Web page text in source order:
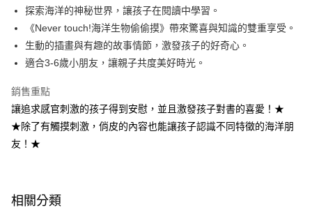
2.付款方式選擇「大哥付你分期」，訂單成立後會自動跳轉到大哥付的交易
流程，驗證手機門號後，選擇欲分期的期數、繳款截止日，確認付款後即完
成交易。
3.實際核准額度、可分期數及費用金額請依後續交易確認頁面所載為準。
4.訂單成立30分鐘內，如未前往確認交易或遇審核未通過，訂單將自動取
消。如遇「轉專審核」未通過狀況，表示未達大哥付你分期系統評分，恕無
【繳款方式說明】
1.分期款項不併入電信帳單，「大哥付你分期」於每月結算日後寄送繳費提
2.透過簡訊連結打開帳單後，可選擇「超商條碼／台灣大直營門市／銀行轉
帳／街口支付／iPASS MONEY」等通路繳費。
用戶於交易時，得透過本服務購買商品或服務，並由商店將買賣／分期付款
買賣價金債權讓與本公司後，依約使用本公司帳單繳交帳款。
相關說明
【關於「AFTEE先享後付」】
便利好安心！
１．簡單：不需註冊會員、不需綁卡、不需儲值。
３．安心：先確認商品／服務後，再付款。
【「AFTEE先享後付」結帳流程】
１．於結帳方式選擇「AFTEE先享後付」後，將跳轉至「AFTEE先享後付」
２．訂單成立數日內，您將收到繳費通知簡訊。
購買商品的店家。未經商家同意取消之訂單仍視為有效，需透過AFTEE先享
ATM付款
運送方式
付款後全家取貨
每筆NT$70，滿NT$800(含以上)免運費
每筆NT$70，滿NT$800(含以上)免運費
探索海洋的神秘世界，讓孩子在閱讀中學習。
《Never touch!海洋生物偷偷摸》帶來驚喜與知識的雙重享受。
生動的插畫與有趣的故事情節，激發孩子的好奇心。
適合3-6歲小朋友，讓親子共度美好時光。
銷售重點
讓追求感官刺激的孩子得到安慰，並且激發孩子對書的喜愛！★
★除了有觸摸刺激，俏皮的內容也能讓孩子認識不同特徵的海洋朋
友！★
相關分類